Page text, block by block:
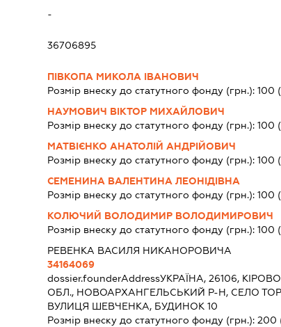
-
36706895
ПІВКОПА МИКОЛА ІВАНОВИЧ
Розмір внеску до статутного фонду (грн.): 100
НАУМОВИЧ ВІКТОР МИХАЙЛОВИЧ
Розмір внеску до статутного фонду (грн.): 100
МАТВІЄНКО АНАТОЛІЙ АНДРІЙОВИЧ
Розмір внеску до статутного фонду (грн.): 100
СЕМЕНИНА ВАЛЕНТИНА ЛЕОНІДІВНА
Розмір внеску до статутного фонду (грн.): 100
КОЛЮЧИЙ ВОЛОДИМИР ВОЛОДИМИРОВИЧ
Розмір внеску до статутного фонду (грн.): 100
РЕВЕНКА ВАСИЛЯ НИКАНОРОВИЧА
34164069
dossier.founderAddressУКРАЇНА, 26106,
ОБЛ., НОВОАРХАНГЕЛЬСЬКИЙ Р-Н, СЕЛО
ВУЛИЦЯ ШЕВЧЕНКА, БУДИНОК 10
Розмір внеску до статутного фонду (грн.): 200